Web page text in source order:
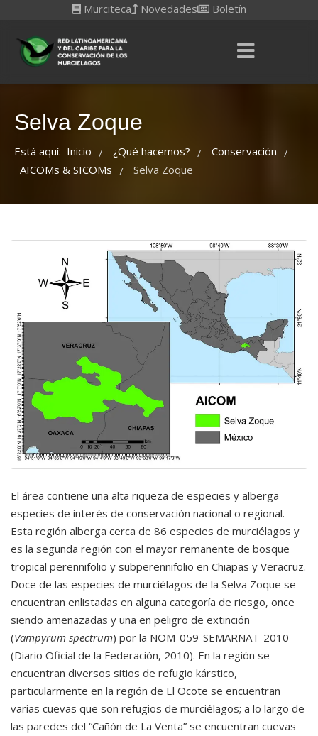
Murciteca Novedades Boletín
Selva Zoque
Está aquí: Inicio / ¿Qué hacemos? / Conservación /
AICOMs & SICOMs / Selva Zoque
El área contiene una alta riqueza de especies y alberga
especies de interés de conservación nacional o regional.
Esta región alberga cerca de 86 especies de murciélagos y
es la segunda región con el mayor remanente de bosque
tropical perennifolio y subperennifolio en Chiapas y Veracruz.
Doce de las especies de murciélagos de la Selva Zoque se
encuentran enlistadas en alguna categoría de riesgo, once
siendo amenazadas y una en peligro de extinción
(Vampyrum spectrum) por la NOM-059-SEMARNAT-2010
(Diario Oficial de la Federación, 2010). En la región se
encuentran diversos sitios de refugio kárstico,
particularmente en la región de El Ocote se encuentran
varias cuevas que son refugios de murciélagos; a lo largo de
las paredes del “Cañón de La Venta” se encuentran cuevas